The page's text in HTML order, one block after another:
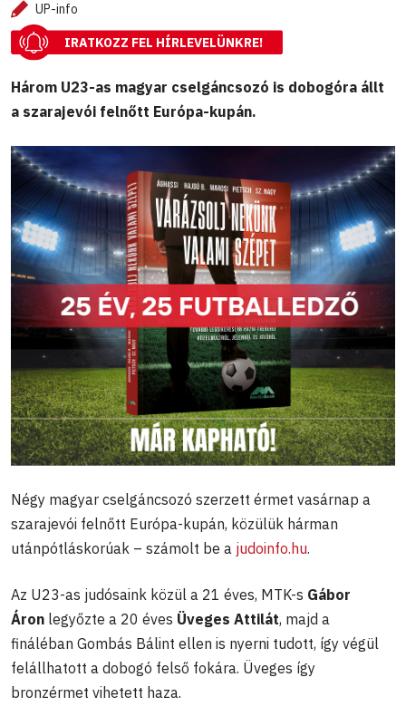
UP-info
IRATKOZZ FEL HÍRLEVELÜNKRE!
Három U23-as magyar cselgáncsozó is dobogóra állt
a szarajevói felnőtt Európa-kupán.
Négy magyar cselgáncsozó szerzett érmet vasárnap a
szarajevói felnőtt Európa-kupán, közülük hárman
utánpótláskorúak – számolt be a judoinfo.hu.
Az U23-as judósaink közül a 21 éves, MTK-s Gábor
Áron legyőzte a 20 éves Üveges Attilát, majd a
fináléban Gombás Bálint ellen is nyerni tudott, így végül
felállhatott a dobogó felső fokára. Üveges így
bronzérmet vihetett haza.